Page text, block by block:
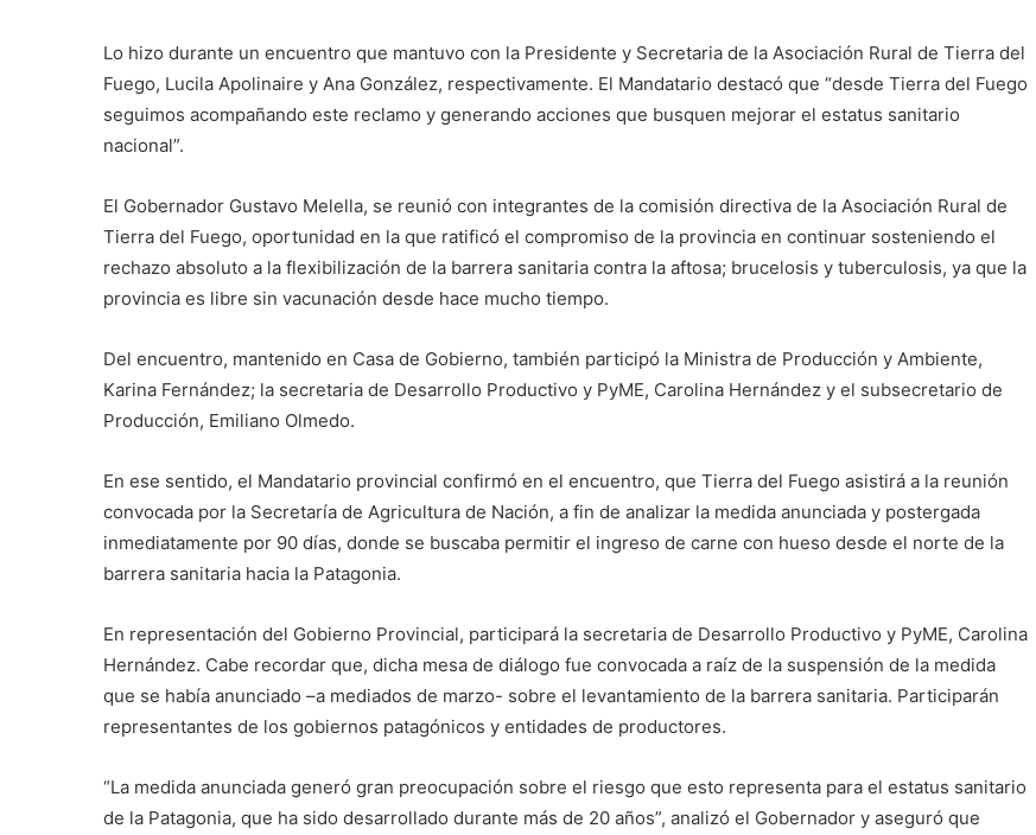
Lo hizo durante un encuentro que mantuvo con la Presidente y Secretaria de la Asociación Rural de Tierra del
Fuego, Lucila Apolinaire y Ana González, respectivamente. El Mandatario destacó que “desde Tierra del Fuego
seguimos acompañando este reclamo y generando acciones que busquen mejorar el estatus sanitario
nacional”.
El Gobernador Gustavo Melella, se reunió con integrantes de la comisión directiva de la Asociación Rural de
Tierra del Fuego, oportunidad en la que ratificó el compromiso de la provincia en continuar sosteniendo el
rechazo absoluto a la flexibilización de la barrera sanitaria contra la aftosa; brucelosis y tuberculosis, ya que la
provincia es libre sin vacunación desde hace mucho tiempo.
Del encuentro, mantenido en Casa de Gobierno, también participó la Ministra de Producción y Ambiente,
Karina Fernández; la secretaria de Desarrollo Productivo y PyME, Carolina Hernández y el subsecretario de
Producción, Emiliano Olmedo.
En ese sentido, el Mandatario provincial confirmó en el encuentro, que Tierra del Fuego asistirá a la reunión
convocada por la Secretaría de Agricultura de Nación, a fin de analizar la medida anunciada y postergada
inmediatamente por 90 días, donde se buscaba permitir el ingreso de carne con hueso desde el norte de la
barrera sanitaria hacia la Patagonia.
En representación del Gobierno Provincial, participará la secretaria de Desarrollo Productivo y PyME, Carolina
Hernández. Cabe recordar que, dicha mesa de diálogo fue convocada a raíz de la suspensión de la medida
que se había anunciado –a mediados de marzo- sobre el levantamiento de la barrera sanitaria. Participarán
representantes de los gobiernos patagónicos y entidades de productores.
“La medida anunciada generó gran preocupación sobre el riesgo que esto representa para el estatus sanitario
de la Patagonia, que ha sido desarrollado durante más de 20 años”, analizó el Gobernador y aseguró que